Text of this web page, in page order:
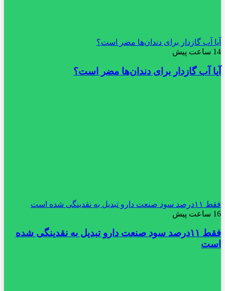
آیا آب گازدار برای دندان‌ها مضر است؟
14 ساعت پیش
آیا آب گازدار برای دندان‌ها مضر است؟
فقط ۱۱‌درصد سود صنعت دارو تبدیل به نقدینگی شده است
16 ساعت پیش
فقط ۱۱‌درصد سود صنعت دارو تبدیل به نقدینگی شده
است